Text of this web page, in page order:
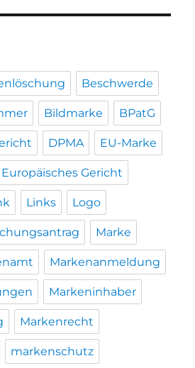
Beschwerde
Bildmarke BPatG
DPMA EU-Marke
Europäisches Gericht
Links Logo
Marke
Markenanmeldung
Markeninhaber
Markenrecht
markenschutz